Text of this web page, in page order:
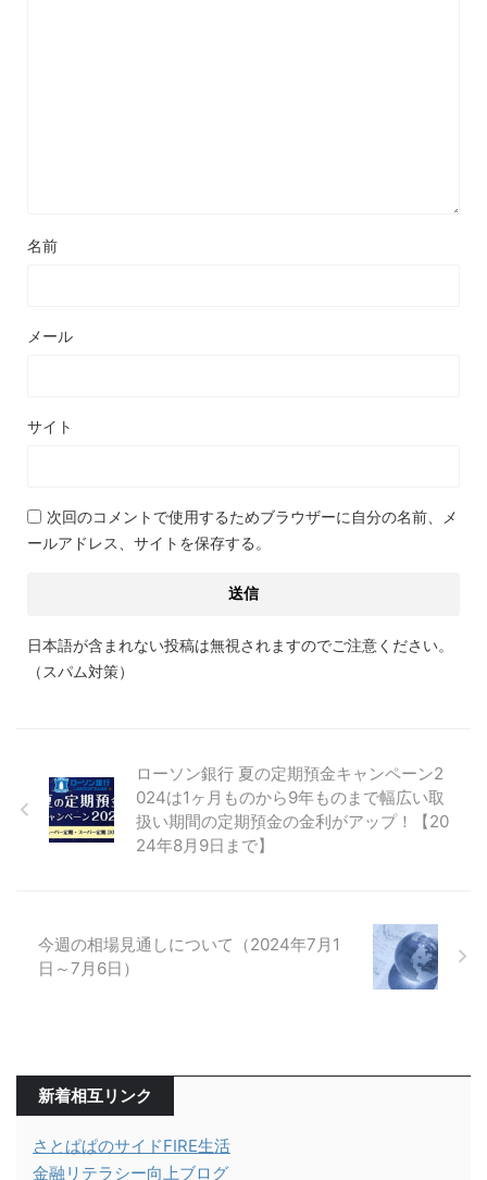
名前
メール
サイト
次回のコメントで使用するためブラウザーに自分の名前、メ
ールアドレス、サイトを保存する。
日本語が含まれない投稿は無視されますのでご注意ください。
（スパム対策）
ローソン銀行 夏の定期預金キャンペーン2
024は1ヶ月ものから9年ものまで幅広い取
扱い期間の定期預金の金利がアップ！【20
24年8月9日まで】
今週の相場見通しについて（2024年7月1
日～7月6日）
新着相互リンク
さとぱぱのサイドFIRE生活
金融リテラシー向上ブログ